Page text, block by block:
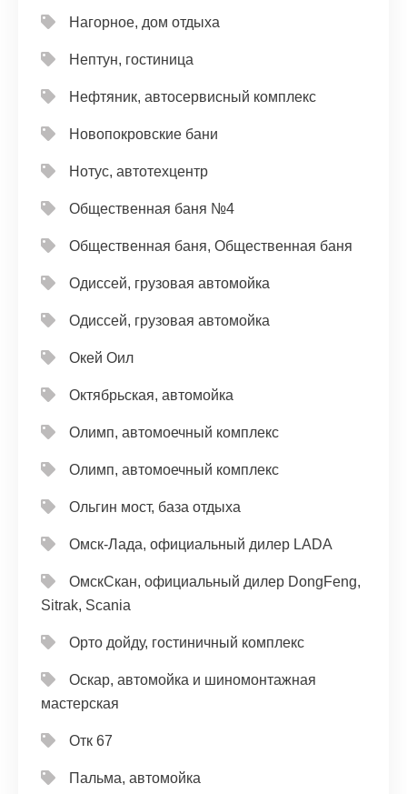
Нагорное, дом отдыха
Нептун, гостиница
Нефтяник, автосервисный комплекс
Новопокровские бани
Нотус, автотехцентр
Общественная баня №4
Общественная баня, Общественная баня
Одиссей, грузовая автомойка
Одиссей, грузовая автомойка
Окей Оил
Октябрьская, автомойка
Олимп, автомоечный комплекс
Олимп, автомоечный комплекс
Ольгин мост, база отдыха
Омск-Лада, официальный дилер LADA
ОмскСкан, официальный дилер DongFeng,
Sitrak, Scania
Орто дойду, гостиничный комплекс
Оскар, автомойка и шиномонтажная
мастерская
Отк 67
Пальма, автомойка